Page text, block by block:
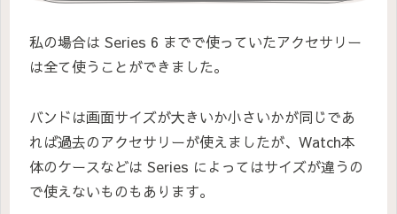
私の場合は Series 6 までで使っていたアクセサリー
は全て使うことができました。
バンドは画面サイズが大きいか小さいかが同じであ
れば過去のアクセサリーが使えましたが、Watch本
体のケースなどは Series によってはサイズが違うの
で使えないものもあります。